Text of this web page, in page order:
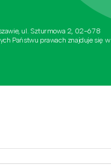
ul. Szturmowa 2, 02-678
Państwu prawach znajduje się w